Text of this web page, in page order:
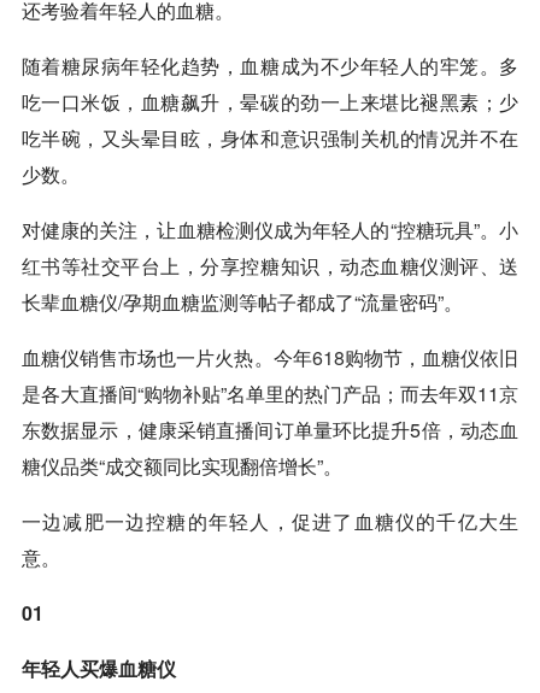
还考验着年轻人的血糖。
随着糖尿病年轻化趋势，血糖成为不少年轻人的牢笼。多
吃一口米饭，血糖飙升，晕碳的劲一上来堪比褪黑素；少
吃半碗，又头晕目眩，身体和意识强制关机的情况并不在
少数。
对健康的关注，让血糖检测仪成为年轻人的“控糖玩具”。小
红书等社交平台上，分享控糖知识，动态血糖仪测评、送
长辈血糖仪/孕期血糖监测等帖子都成了“流量密码”。
血糖仪销售市场也一片火热。今年618购物节，血糖仪依旧
是各大直播间“购物补贴”名单里的热门产品；而去年双11京
东数据显示，健康采销直播间订单量环比提升5倍，动态血
糖仪品类“成交额同比实现翻倍增长”。
一边减肥一边控糖的年轻人，促进了血糖仪的千亿大生
意。
01
年轻人买爆血糖仪